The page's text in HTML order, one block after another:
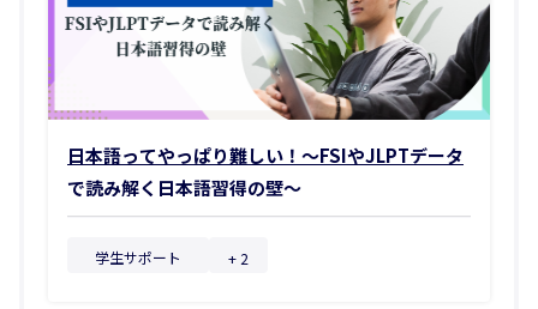
日本語ってやっぱり難しい！〜FSIやJLPTデータ
で読み解く日本語習得の壁〜
学生サポート + 2